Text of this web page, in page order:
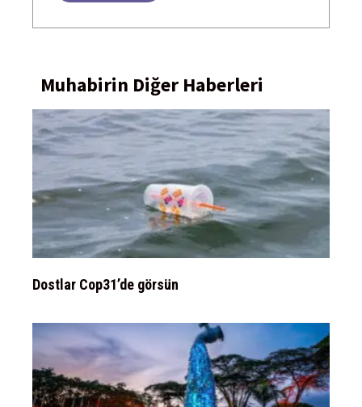
Muhabirin Diğer Haberleri
Dostlar Cop31’de görsün